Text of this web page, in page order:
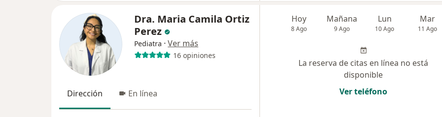
Dra. Maria Camila Ortiz
Perez
Pediatra · Ver más
16 opiniones
Dirección En línea
Hoy
8 Ago
Mañana
9 Ago
Lun
10 Ago
Mar
11 Ago
La reserva de citas en línea no está
disponible
Ver teléfono